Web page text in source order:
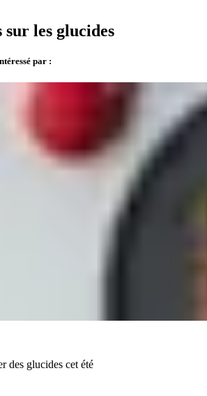
les glucides
par :
des glucides cet été